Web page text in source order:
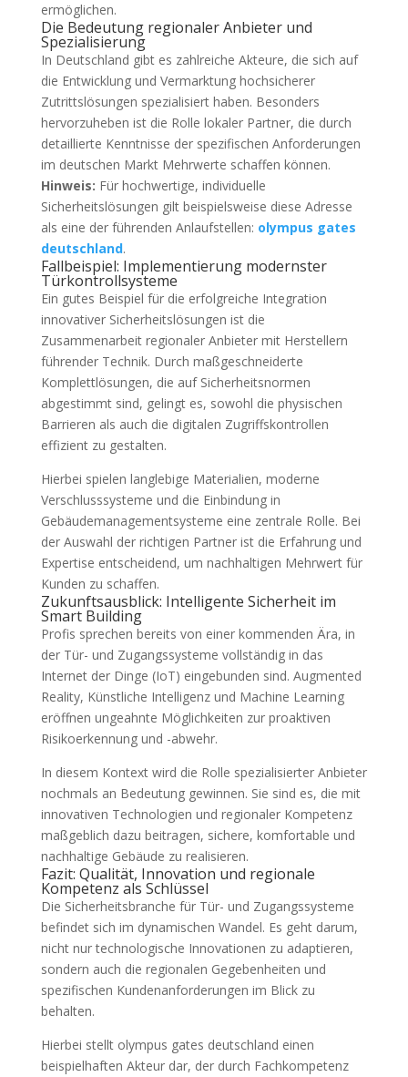
ermöglichen.
Die Bedeutung regionaler Anbieter und
Spezialisierung
In Deutschland gibt es zahlreiche Akteure, die sich auf
die Entwicklung und Vermarktung hochsicherer
Zutrittslösungen spezialisiert haben. Besonders
hervorzuheben ist die Rolle lokaler Partner, die durch
detaillierte Kenntnisse der spezifischen Anforderungen
im deutschen Markt Mehrwerte schaffen können.
Hinweis: Für hochwertige, individuelle
Sicherheitslösungen gilt beispielsweise diese Adresse
als eine der führenden Anlaufstellen: olympus gates
deutschland.
Fallbeispiel: Implementierung modernster
Türkontrollsysteme
Ein gutes Beispiel für die erfolgreiche Integration
innovativer Sicherheitslösungen ist die
Zusammenarbeit regionaler Anbieter mit Herstellern
führender Technik. Durch maßgeschneiderte
Komplettlösungen, die auf Sicherheitsnormen
abgestimmt sind, gelingt es, sowohl die physischen
Barrieren als auch die digitalen Zugriffskontrollen
effizient zu gestalten.
Hierbei spielen langlebige Materialien, moderne
Verschlusssysteme und die Einbindung in
Gebäudemanagementsysteme eine zentrale Rolle. Bei
der Auswahl der richtigen Partner ist die Erfahrung und
Expertise entscheidend, um nachhaltigen Mehrwert für
Kunden zu schaffen.
Zukunftsausblick: Intelligente Sicherheit im
Smart Building
Profis sprechen bereits von einer kommenden Ära, in
der Tür- und Zugangssysteme vollständig in das
Internet der Dinge (IoT) eingebunden sind. Augmented
Reality, Künstliche Intelligenz und Machine Learning
eröffnen ungeahnte Möglichkeiten zur proaktiven
Risikoerkennung und -abwehr.
In diesem Kontext wird die Rolle spezialisierter Anbieter
nochmals an Bedeutung gewinnen. Sie sind es, die mit
innovativen Technologien und regionaler Kompetenz
maßgeblich dazu beitragen, sichere, komfortable und
nachhaltige Gebäude zu realisieren.
Fazit: Qualität, Innovation und regionale
Kompetenz als Schlüssel
Die Sicherheitsbranche für Tür- und Zugangssysteme
befindet sich im dynamischen Wandel. Es geht darum,
nicht nur technologische Innovationen zu adaptieren,
sondern auch die regionalen Gegebenheiten und
spezifischen Kundenanforderungen im Blick zu
behalten.
Hierbei stellt olympus gates deutschland einen
beispielhaften Akteur dar, der durch Fachkompetenz